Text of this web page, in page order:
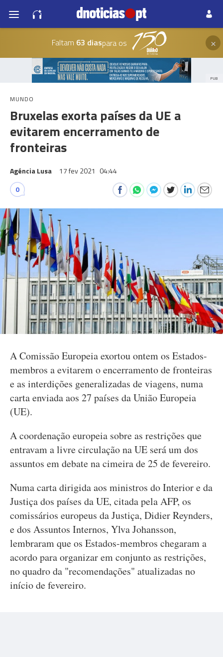
Faltam 63 diaspara os ×
PUB
MUNDO
Bruxelas exorta países da UE a
evitarem encerramento de
fronteiras
Agéncia Lusa 17 fev 2021 04:44
0
A Comissão Europeia exortou ontem os Estados-
membros a evitarem o encerramento de fronteiras
e as interdições generalizadas de viagens, numa
carta enviada aos 27 países da União Europeia
(UE).
A coordenação europeia sobre as restrições que
entravam a livre circulação na UE será um dos
assuntos em debate na cimeira de 25 de fevereiro.
Numa carta dirigida aos ministros do Interior e da
Justiça dos países da UE, citada pela AFP, os
comissários europeus da Justiça, Didier Reynders,
e dos Assuntos Internos, Ylva Johansson,
lembraram que os Estados-membros chegaram a
acordo para organizar em conjunto as restrições,
no quadro da "recomendações" atualizadas no
início de fevereiro.